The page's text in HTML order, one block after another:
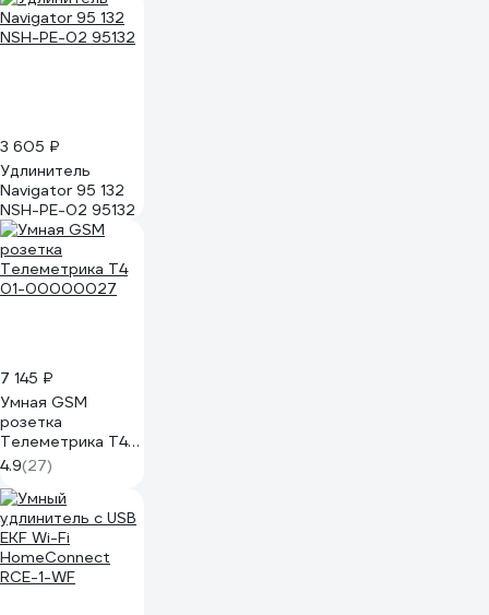
3 605 ₽
Удлинитель
Navigator 95 132
NSH-PE-02 95132
7 145 ₽
Умная GSM
розетка
Телеметрика Т4
01-00000027
4.9(27)